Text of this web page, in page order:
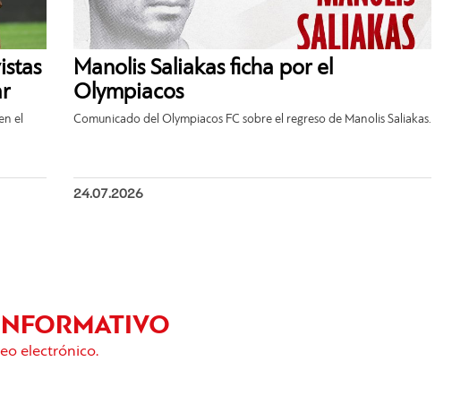
el
Manolis Saliakas ficha por el
Olympiacos
Comunicado del Olympiacos FC sobre el regreso de Manolis Saliakas.
24.07.2026
electrónico.